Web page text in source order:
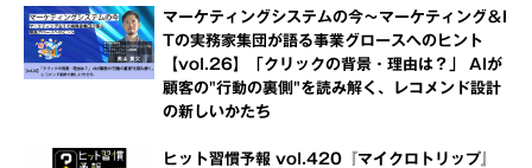
マーケティングシステムの今～マーケティング＆I
Tの実務家集団が語る事業グロースへのヒント
【vol.26】「クリックの背景・理由は？」 AIが
顧客の"行動の裏側"を読み解く、レコメンド設計
の新しいかたち
ヒット習慣予報 vol.420『マイクロトリップ』